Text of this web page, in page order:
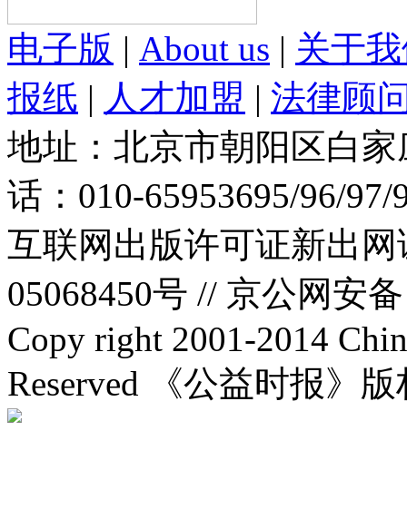
电子版 | About us | 关于
报纸 | 人才加盟 | 法律顾
地址：北京市朝阳区白
话：010-65953695/96/
互联网出版许可证新出
05068450号 // 京公网安
Copy right 2001-2014
Reserved 《公益时报》